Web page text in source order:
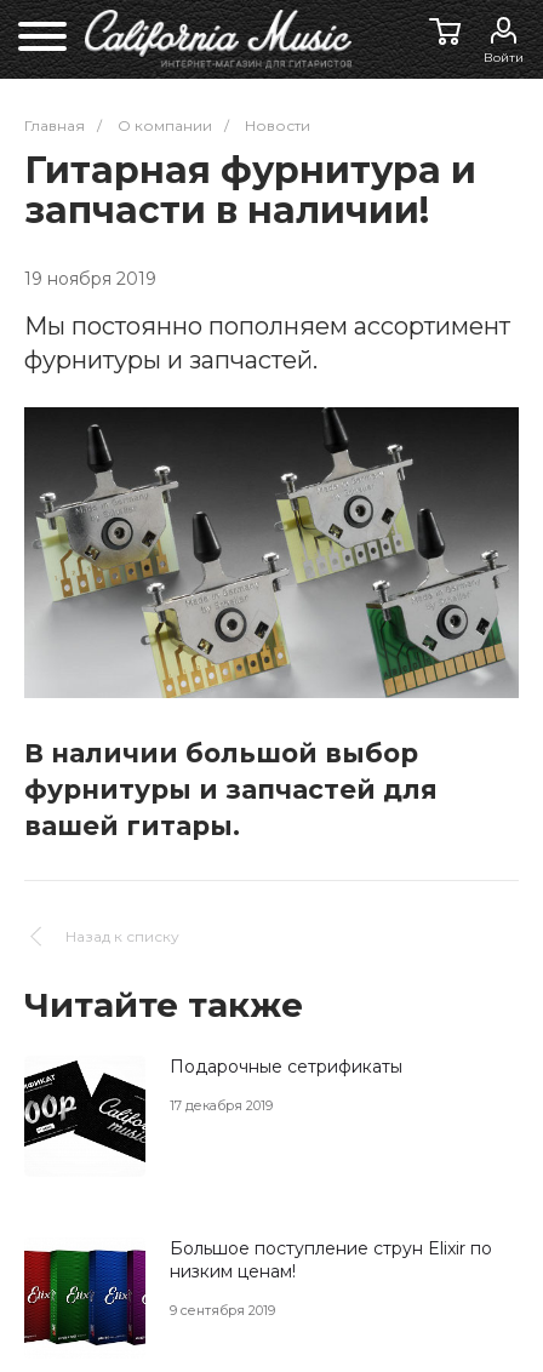
Войти
Главная / О компании / Новости
Гитарная фурнитура и
запчасти в наличии!
19 ноября 2019
Мы постоянно пополняем ассортимент
фурнитуры и запчастей.
В наличии большой выбор
фурнитуры и запчастей для
вашей гитары.
Назад к списку
Читайте также
Подарочные сетрификаты
17 декабря 2019
Большое поступление струн Elixir по
низким ценам!
9 сентября 2019